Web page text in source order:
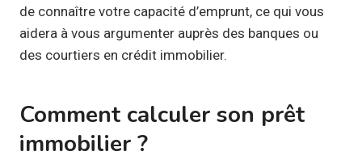
de connaître votre capacité d’emprunt, ce qui vous
aidera à vous argumenter auprès des banques ou
des courtiers en crédit immobilier.
Comment calculer son prêt
immobilier ?